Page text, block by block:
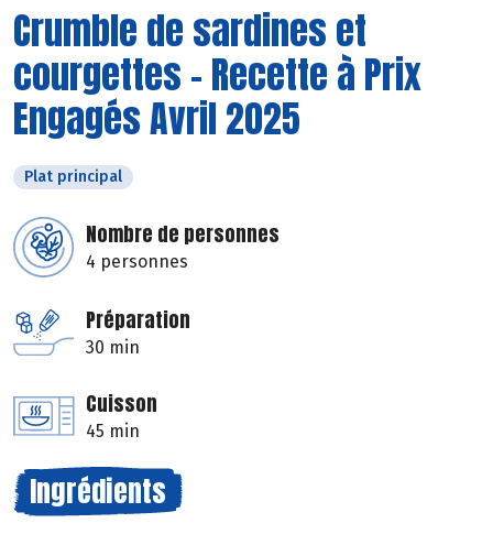
Crumble de sardines et
courgettes - Recette à Prix
Engagés Avril 2025
Plat principal
Nombre de personnes
4 personnes
Préparation
30 min
Cuisson
45 min
Ingrédients